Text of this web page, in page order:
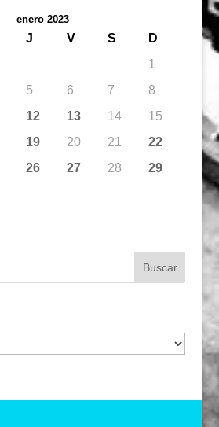
enero 2023
J V S
D
1
5 6 7
8
12 13 14
15
19 20 21
22
26 27 28
29